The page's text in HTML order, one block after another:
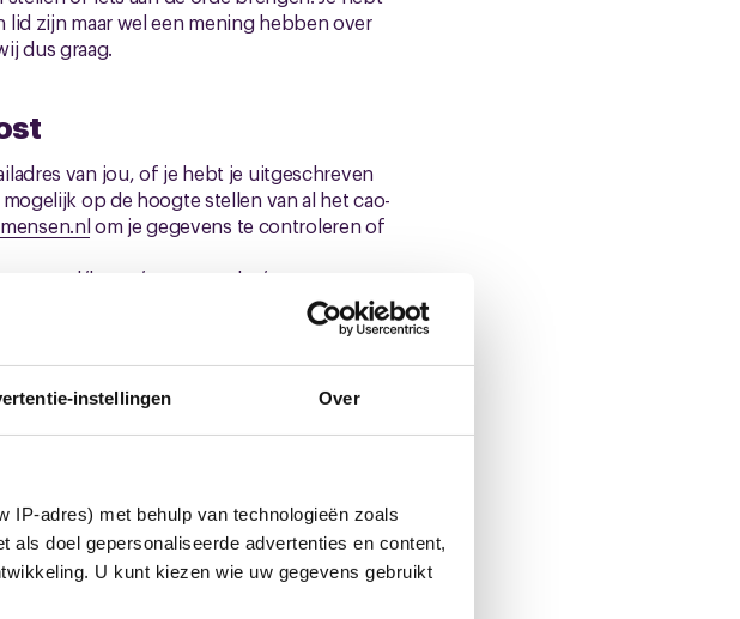
instellingen Over
IP-adres) met behulp van technologieën zoals
als doel gepersonaliseerde advertenties en content,
U kunt kiezen wie uw gegevens gebruikt
lid zijn maar wel een mening hebben over
dus graag.
van jou, of je hebt je uitgeschreven
op de hoogte stellen van al het cao-
om je gegevens te controleren of
bouw/steen-en-glas/cao-
Wil je meedenken? Word dan lid van
blij te maken, zoals een nog niet
we kunnen onderhandelen over jouw
en je krijgt er zelf ook nog iets moois
werven . Ze kunnen ook zelf lid worden